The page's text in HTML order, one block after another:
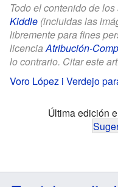
Todo el contenido de
Kiddle (incluidas las
libremente para fines
licenciaAtribución-
lo contrario. Citar este
Voro López i Verdejo
Última edición